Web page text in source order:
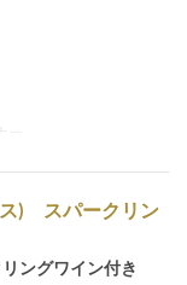
ー
ス) スパークリン
ングワイン付き